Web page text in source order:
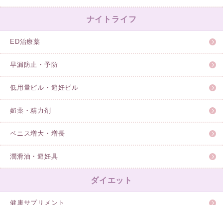
ナイトライフ
ED治療薬
早漏防止・予防
低用量ピル・避妊ピル
媚薬・精力剤
ペニス増大・増長
潤滑油・避妊具
ダイエット
健康サプリメント